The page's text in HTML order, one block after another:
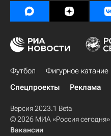
Футбол Фигурное катание
Спецпроекты
Реклама
Версия 2023.1 Beta
© 2026 МИА «Россия сегодня»
Вакансии